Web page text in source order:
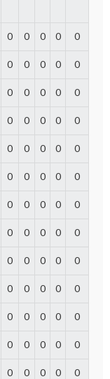
0 0 0 0 0
0 0 0 0 0
0 0 0 0 0
0 0 0 0 0
0 0 0 0 0
0 0 0 0 0
0 0 0 0 0
0 0 0 0 0
0 0 0 0 0
0 0 0 0 0
0 0 0 0 0
0 0 0 0 0
0 0 0 0 0